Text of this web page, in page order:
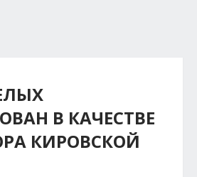
В КАЧЕСТВЕ
КИРОВСКОЙ